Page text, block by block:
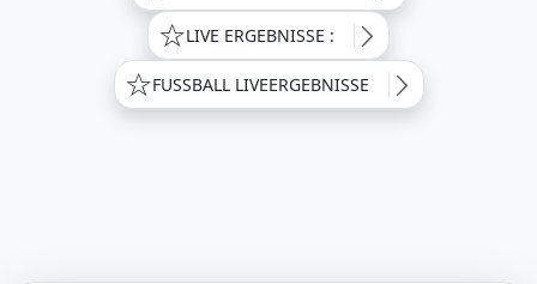
LIVE ERGEBNISSE :
FUSSBALL LIVEERGEBNISSE